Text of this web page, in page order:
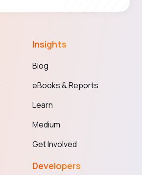
Insights
Blog
eBooks & Reports
Learn
Medium
Get Involved
Developers